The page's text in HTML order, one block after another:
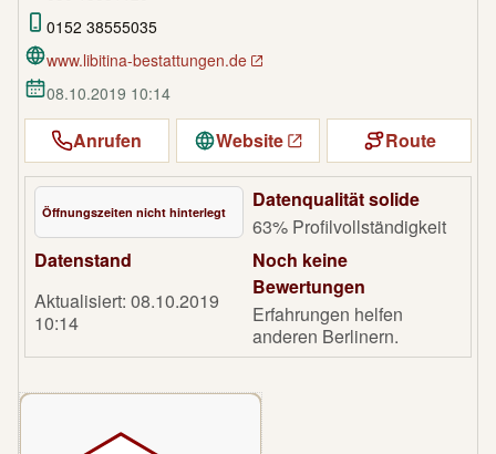
0152 38555035
www.libitina-bestattungen.de
08.10.2019 10:14
Anrufen Website Route
Öffnungszeiten nicht hinterlegt
Datenqualität solide
63% Profilvollständigkeit
Datenstand
Aktualisiert: 08.10.2019
10:14
Noch keine
Bewertungen
Erfahrungen helfen
anderen Berlinern.